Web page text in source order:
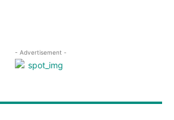
- Advertisement -